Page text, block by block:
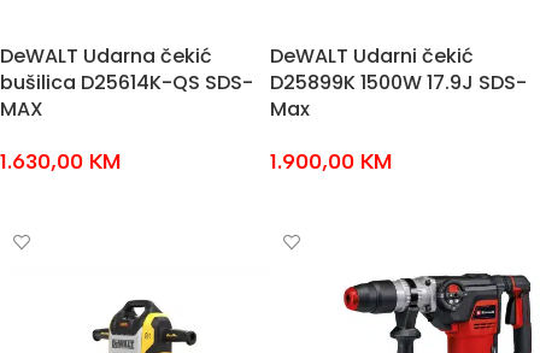
DeWALT Udarna čekić
bušilica D25614K-QS SDS-
MAX
1.630,00 KM
DeWALT Udarni čekić
D25899K 1500W 17.9J SDS-
Max
1.900,00 KM